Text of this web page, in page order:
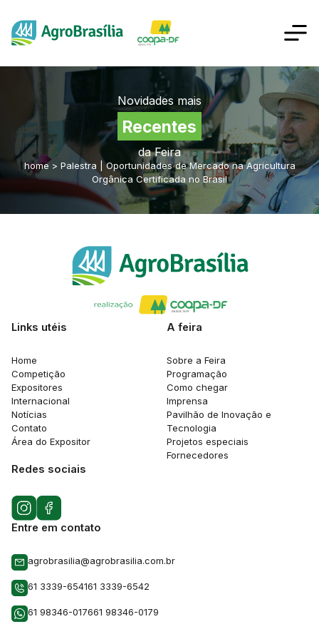
Novidades mais
Recentes
da Feira
home > Palestra | Oportunidades de Mercado na Agricultura
Orgânica Certificada no Brasil
Links utéis
Home
Competição
Expositores
Internacional
Notícias
Contato
Área do Expositor
A feira
Sobre a Feira
Programação
Como chegar
Imprensa
Pavilhão de Inovação e
Tecnologia
Projetos especiais
Fornecedores
Redes sociais
Entre em contato
agrobrasilia@agrobrasilia.com.br
61 3339-654161 3339-6542
61 98346-017661 98346-0179